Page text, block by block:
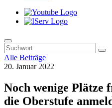
Alle Beiträge
20. Januar 2022
Noch wenige Plätze
die Oberstufe